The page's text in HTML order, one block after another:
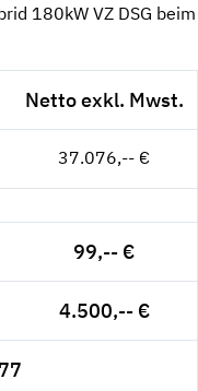
180kW VZ DSG beim
Netto exkl. Mwst.
37.076,-- €
99,-- €
4.500,-- €